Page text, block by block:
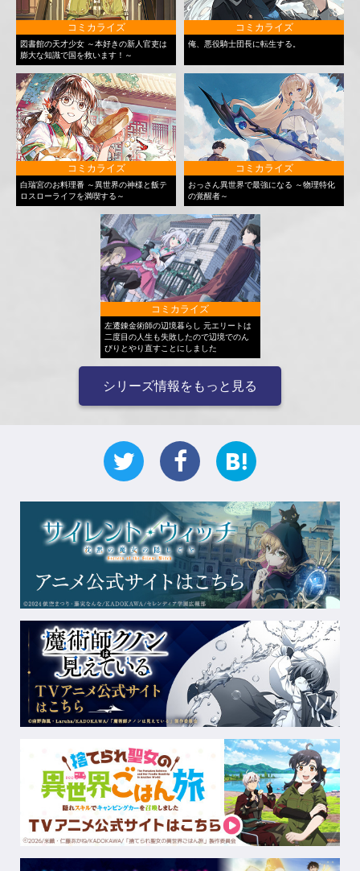
コミカライズ
図書館の天才少女 ～本好きの新人官吏は
膨大な知識で国を救います！～
コミカライズ
俺、悪役騎士団長に転生する。
コミカライズ
白瑞宮のお料理番 ～異世界の神様と飯テ
ロスローライフを満喫する～
コミカライズ
おっさん異世界で最強になる ～物理特化
の覚醒者～
コミカライズ
左遷錬金術師の辺境暮らし 元エリートは
二度目の人生も失敗したので辺境でのん
びりとやり直すことにしました
シリーズ情報をもっと見る